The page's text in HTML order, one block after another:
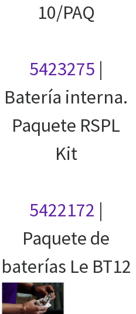
10/PAQ
5423275 |
Batería interna.
Paquete RSPL
Kit
5422172 |
Paquete de
baterías Le BT12